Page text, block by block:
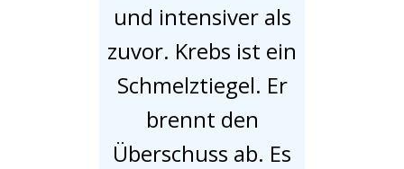
und intensiver als
zuvor. Krebs ist ein
Schmelztiegel. Er
brennt den
Überschuss ab. Es